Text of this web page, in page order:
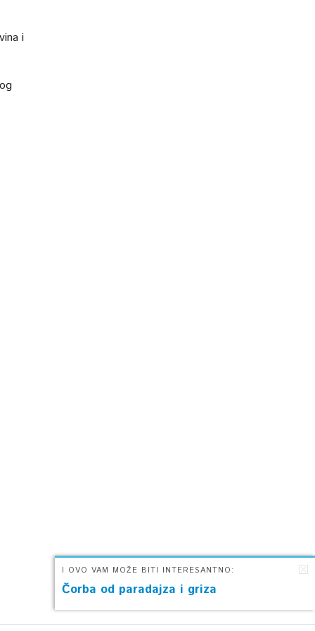
i
I OVO VAM MOŽE BITI INTERESANTNO:
Čorba od paradajza i griza